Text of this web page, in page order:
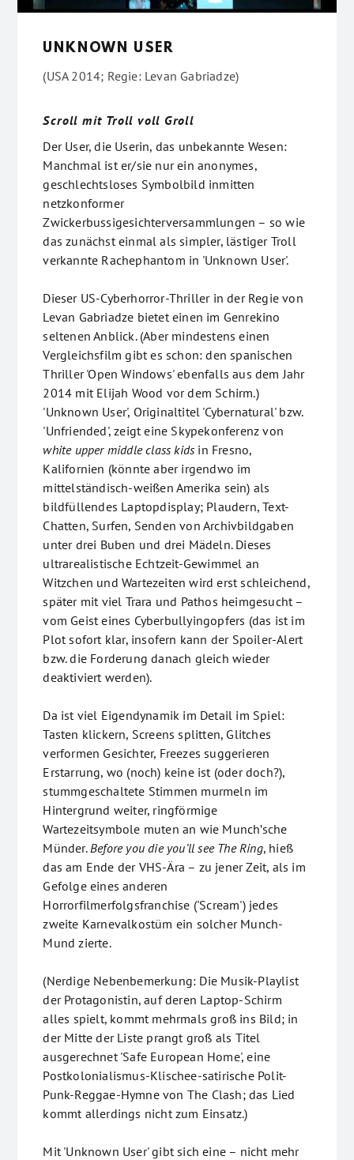
UNKNOWN USER
(USA 2014; Regie: Levan Gabriadze)
Scroll mit Troll voll Groll
Der User, die Userin, das unbekannte Wesen:
Manchmal ist er/sie nur ein anonymes,
geschlechtsloses Symbolbild inmitten
netzkonformer
Zwickerbussigesichterversammlungen – so wie
das zunächst einmal als simpler, lästiger Troll
verkannte Rachephantom in 'Unknown User'.
Dieser US-Cyberhorror-Thriller in der Regie von
Levan Gabriadze bietet einen im Genrekino
seltenen Anblick. (Aber mindestens einen
Vergleichsfilm gibt es schon: den spanischen
Thriller 'Open Windows' ebenfalls aus dem Jahr
2014 mit Elijah Wood vor dem Schirm.)
'Unknown User', Originaltitel 'Cybernatural' bzw.
'Unfriended', zeigt eine Skypekonferenz von
white upper middle class kids in Fresno,
Kalifornien (könnte aber irgendwo im
mittelständisch-weißen Amerika sein) als
bildfüllendes Laptopdisplay; Plaudern, Text-
Chatten, Surfen, Senden von Archivbildgaben
unter drei Buben und drei Mädeln. Dieses
ultrarealistische Echtzeit-Gewimmel an
Witzchen und Wartezeiten wird erst schleichend,
später mit viel Trara und Pathos heimgesucht –
vom Geist eines Cyberbullyingopfers (das ist im
Plot sofort klar, insofern kann der Spoiler-Alert
bzw. die Forderung danach gleich wieder
deaktiviert werden).
Da ist viel Eigendynamik im Detail im Spiel:
Tasten klickern, Screens splitten, Glitches
verformen Gesichter, Freezes suggerieren
Erstarrung, wo (noch) keine ist (oder doch?),
stummgeschaltete Stimmen murmeln im
Hintergrund weiter, ringförmige
Wartezeitsymbole muten an wie Munch’sche
Münder. Before you die you’ll see The Ring, hieß
das am Ende der VHS-Ära – zu jener Zeit, als im
Gefolge eines anderen
Horrorfilmerfolgsfranchise ('Scream') jedes
zweite Karnevalkostüm ein solcher Munch-
Mund zierte.
(Nerdige Nebenbemerkung: Die Musik-Playlist
der Protagonistin, auf deren Laptop-Schirm
alles spielt, kommt mehrmals groß ins Bild; in
der Mitte der Liste prangt groß als Titel
ausgerechnet 'Safe European Home', eine
Postkolonialismus-Klischee-satirische Polit-
Punk-Reggae-Hymne von The Clash; das Lied
kommt allerdings nicht zum Einsatz.)
Mit 'Unknown User' gibt sich eine – nicht mehr